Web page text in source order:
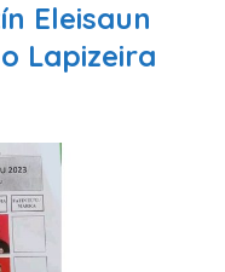
Eleisaun
Lapizeira